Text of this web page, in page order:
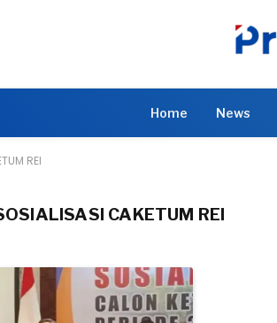
Home News
REI
CAKETUM REI